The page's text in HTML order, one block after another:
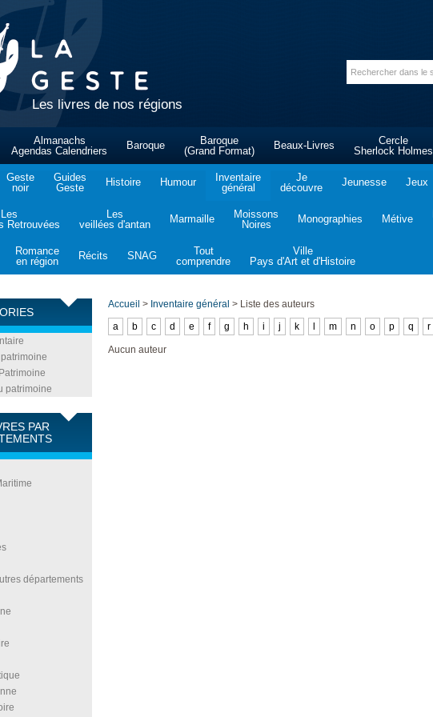
Les livres de nos régions
Almanachs
Agendas Calendriers
Baroque
Baroque
(Grand Format)
Beaux-Livres
Cercle
Sherlock Holmes
Geste
noir
Guides
Geste
Histoire Humour
Inventaire
général
Je
découvre
Jeunesse Jeux
Les
Retrouvées
Les
veillées d'antan
Marmaille
Moissons
Noires
Monographies Métive
Romance
en région
Récits SNAG
Tout
comprendre
Ville
Pays d'Art et d'Histoire
patrimoine
PAR
départements
Accueil > Inventaire général > Liste des auteurs
a
b c d e f g h i j k m n o p q r
Aucun auteur